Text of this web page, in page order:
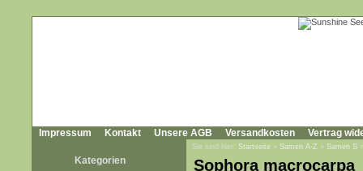
Impressum Kontakt Unsere AGB Versandkosten Vertrag
Kategorien
Sie sind hier: Startseite » Samen A-Z » Samen S
Sophora macrocarpa